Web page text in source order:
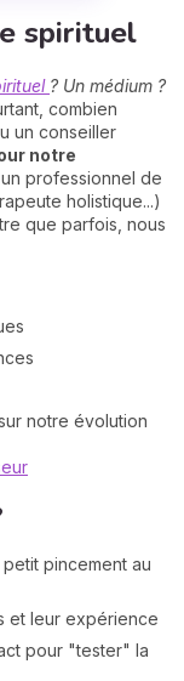
spirituel
? Un médium ?
combien
un conseiller
notre
professionnel de
holistique...)
que parfois, nous
notre évolution
pincement au
et leur expérience
pour "tester" la